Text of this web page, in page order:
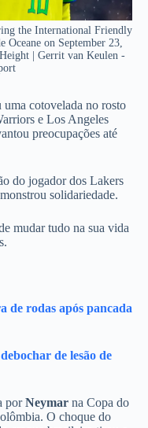
the International Friendly
Oceane on September 23,
| Gerrit van Keulen -
uma cotovelada no rosto
e Los Angeles
preocupações até
do jogador dos Lakers
solidariedade.
mudar tudo na sua vida
de rodas após pancada
de lesão de
porNeymar na Copa do
O choque do